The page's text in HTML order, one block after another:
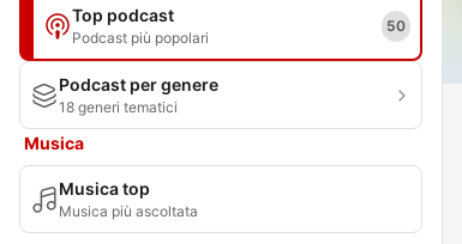
Top podcast
Podcast più popolari
50
Podcast per genere
18 generi tematici
Musica
Musica top
Musica più ascoltata